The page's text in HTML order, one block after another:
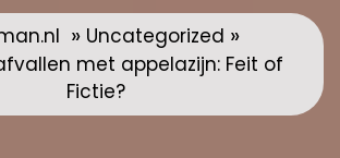
» Uncategorized »
met appelazijn: Feit of
Fictie?